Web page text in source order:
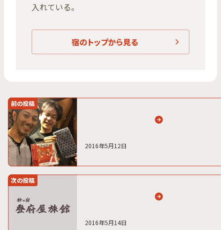
入れている。
宿のトップから見る
前の投稿
2016年5月12日
次の投稿
2016年5月14日